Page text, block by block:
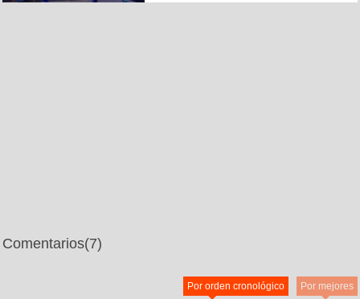
Comentarios(7)
Por mejores
Por orden cronológico